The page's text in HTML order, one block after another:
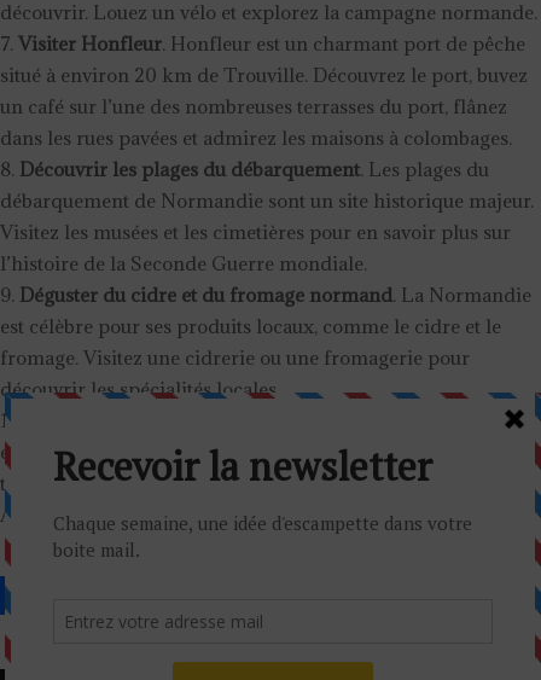
découvrir. Louez un vélo et explorez la campagne normande.
Visiter Honfleur. Honfleur est un charmant port de pêche
situé à environ 20 km de Trouville. Découvrez le port, buvez
un café sur l’une des nombreuses terrasses du port, flânez
dans les rues pavées et admirez les maisons à colombages.
Découvrir les plages du débarquement. Les plages du
débarquement de Normandie sont un site historique majeur.
Visitez les musées et les cimetières pour en savoir plus sur
l’histoire de la Seconde Guerre mondiale.
Déguster du cidre et du fromage normand. La Normandie
est célèbre pour ses produits locaux, comme le cidre et le
fromage. Visitez une cidrerie ou une fromagerie pour
découvrir les spécialités locales.
Le Pays d’Auge
est une région verdoyante située à l’est de Trouville. On y
trouve de magnifiques villages à l’image de Beuvron-en-
Auge et Beaumont-en-Auge.